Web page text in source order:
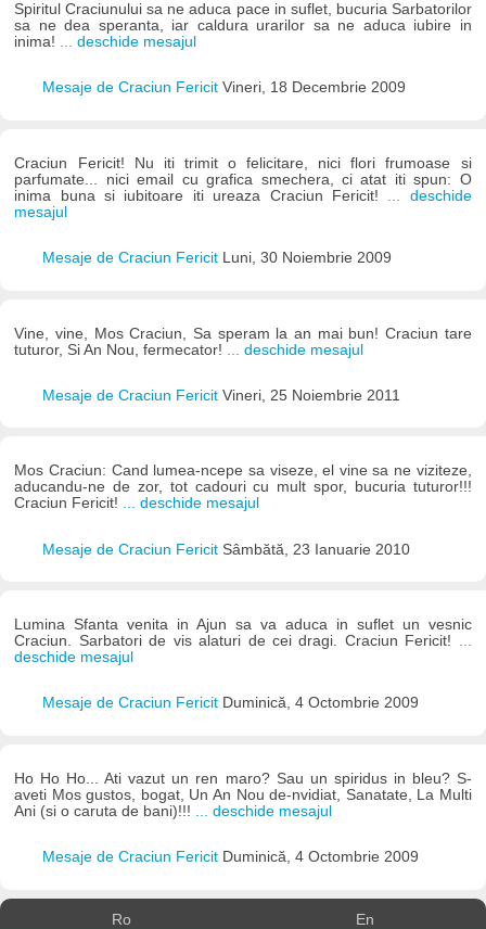
Spiritul Craciunului sa ne aduca pace in suflet, bucuria Sarbatorilor
sa ne dea speranta, iar caldura urarilor sa ne aduca iubire in
inima! ... deschide mesajul
Mesaje de Craciun Fericit Vineri, 18 Decembrie 2009
Craciun Fericit! Nu iti trimit o felicitare, nici flori frumoase si
parfumate... nici email cu grafica smechera, ci atat iti spun: O
inima buna si iubitoare iti ureaza Craciun Fericit!
... deschide
mesajul
Mesaje de Craciun Fericit Luni, 30 Noiembrie 2009
Vine, vine, Mos Craciun, Sa speram la an mai bun! Craciun tare
tuturor, Si An Nou, fermecator!
... deschide mesajul
Mesaje de Craciun Fericit Vineri, 25 Noiembrie 2011
Mos Craciun: Cand lumea-ncepe sa viseze, el vine sa ne viziteze,
aducandu-ne de zor, tot cadouri cu mult spor, bucuria tuturor!!!
Craciun Fericit! ... deschide mesajul
Mesaje de Craciun Fericit Sâmbătă, 23 Ianuarie 2010
Lumina Sfanta venita in Ajun sa va aduca in suflet un vesnic
Craciun. Sarbatori de vis alaturi de cei dragi. Craciun Fericit! ...
deschide mesajul
Mesaje de Craciun Fericit Duminică, 4 Octombrie 2009
Ho Ho Ho... Ati vazut un ren maro? Sau un spiridus in bleu? S-
aveti Mos gustos, bogat, Un An Nou de-nvidiat, Sanatate, La Multi
Ani (si o caruta de bani)!!!
... deschide mesajul
Mesaje de Craciun Fericit Duminică, 4 Octombrie 2009
Ro En